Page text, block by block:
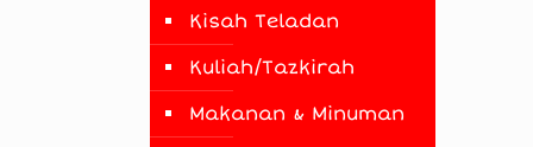
Kisah Teladan
Kuliah/Tazkirah
Makanan & Minuman